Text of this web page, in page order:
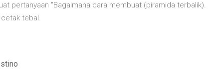
pertanyaan "Bagaimana cara membuat (piramida terbalik).
tebal.